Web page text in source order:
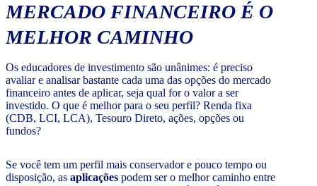
MERCADO FINANCEIRO É O
MELHOR CAMINHO
Os educadores de investimento são unânimes: é preciso
avaliar e analisar bastante cada uma das opções do mercado
financeiro antes de aplicar, seja qual for o valor a ser
investido. O que é melhor para o seu perfil? Renda fixa
(CDB, LCI, LCA), Tesouro Direto, ações, opções ou
fundos?
Se você tem um perfil mais conservador e pouco tempo ou
disposição, as aplicações podem ser o melhor caminho entre